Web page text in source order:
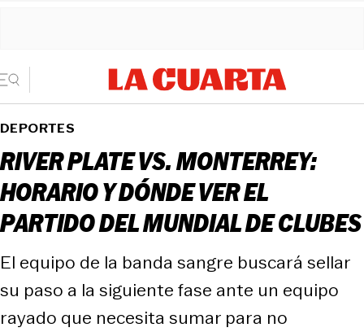
DEPORTES
RIVER PLATE VS. MONTERREY:
HORARIO Y DÓNDE VER EL
PARTIDO DEL MUNDIAL DE CLUBES
El equipo de la banda sangre buscará sellar
su paso a la siguiente fase ante un equipo
rayado que necesita sumar para no